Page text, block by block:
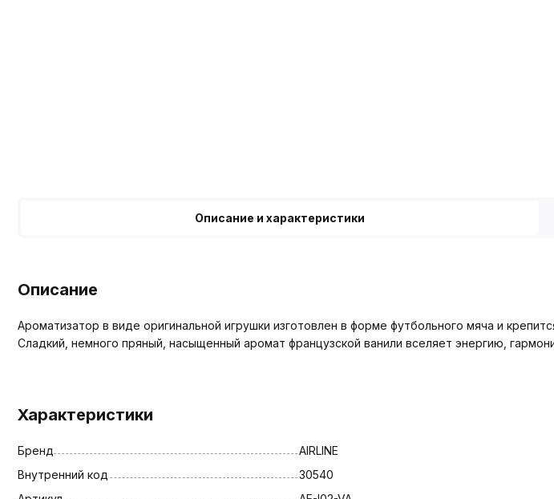
Описание и характеристики
Описание
Ароматизатор в виде оригинальной игрушки изготовлен в форме футбольного мяча и
Сладкий, немного пряный, насыщенный аромат французской ванили вселяет энергию,
Характеристики
Бренд
AIRLINE
Внутренний код
30540